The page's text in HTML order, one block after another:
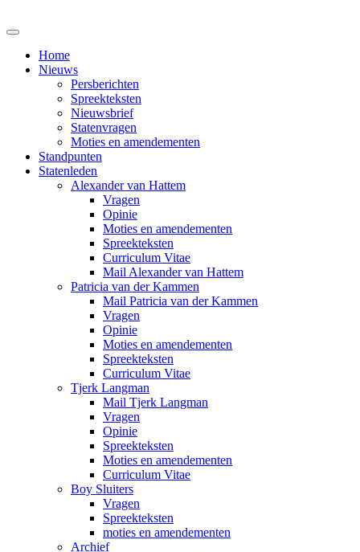
Home
Nieuws
Persberichten
Spreekteksten
Nieuwsbrief
Statenvragen
Moties en amendementen
Standpunten
Statenleden
Alexander van Hattem
Vragen
Opinie
Moties en amendementen
Spreekteksten
Curriculum Vitae
Mail Alexander van Hattem
Patricia van der Kammen
Mail Patricia van der Kammen
Vragen
Opinie
Moties en amendementen
Spreekteksten
Curriculum Vitae
Tjerk Langman
Mail Tjerk Langman
Vragen
Opinie
Spreekteksten
Moties en amendementen
Curriculum Vitae
Boy Sluiters
Vragen
Spreekteksten
moties en amendementen
Archief